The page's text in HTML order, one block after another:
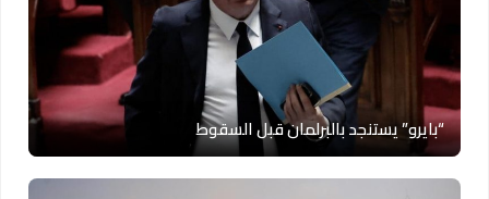
“بايرو” يستنجد بالبرلمان قبل السقوط